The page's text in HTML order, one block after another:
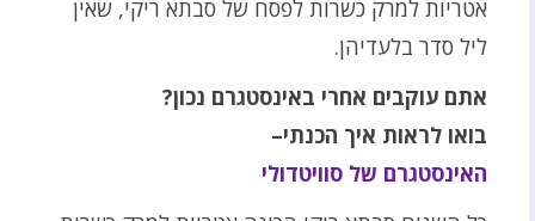
אטריות למרק כשרות לפסח של סבתא ריקי, שאין
ליל סדר בלעדיהן.
אתם עוקבים אחרי באינסטגרם נכון?
בואו לראות איך הכנתי–
האינסטגרם של סוויטדולי